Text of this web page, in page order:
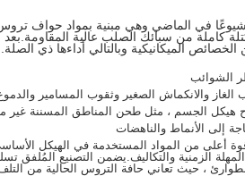
في الماضي وهي مبنية بمواد حواف
كاملة من سبائك الصلب عالية
الميكانيكية وبالتالي أداءها ذي الصلة.
الشوائب
والانكماش الصغير وثقوب المسامير
هيكل الجسم ، مثل طحن المناطق المسننة غير
إلى الأنماط والناهضات
أعلى من المواد المستخدمة في الهيكل
الزمنية والتكاليف.يضمن التصنيع المُلفق
، حيث تعاني حافة التروس الحالية من